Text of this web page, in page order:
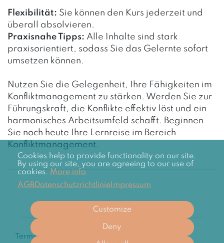
Flexibilität: Sie können den Kurs jederzeit und
überall absolvieren.
Praxisnahe Tipps: Alle Inhalte sind stark
praxisorientiert, sodass Sie das Gelernte sofort
umsetzen können.
Nutzen Sie die Gelegenheit, Ihre Fähigkeiten im
Konfliktmanagement zu stärken. Werden Sie zur
Führungskraft, die Konflikte effektiv löst und ein
harmonisches Arbeitsumfeld schafft. Beginnen
Sie noch heute Ihre Lernreise im Bereich
Konfliktmanagement.
Terms
Cookies help to provide functionality on our site.
By using our site, you are agreeing to our use of
cookies. More info
AGBDatenschutzrichtlinie Impressum
Customize
Deny